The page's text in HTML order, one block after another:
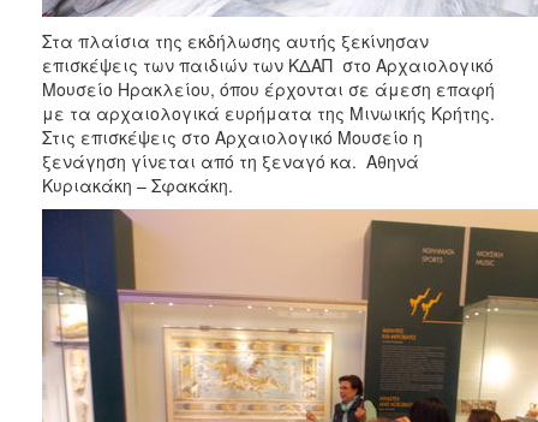
Στα πλαίσια της εκδήλωσης αυτής ξεκίνησαν
επισκέψεις των παιδιών των ΚΔΑΠ στο Αρχαιολογικό
Μουσείο Ηρακλείου, όπου έρχονται σε άμεση επαφή
με τα αρχαιολογικά ευρήματα της Μινωικής Κρήτης.
Στις επισκέψεις στο Αρχαιολογικό Μουσείο η
ξενάγηση γίνεται από τη ξεναγό κα. Αθηνά
Κυριακάκη – Σφακάκη.